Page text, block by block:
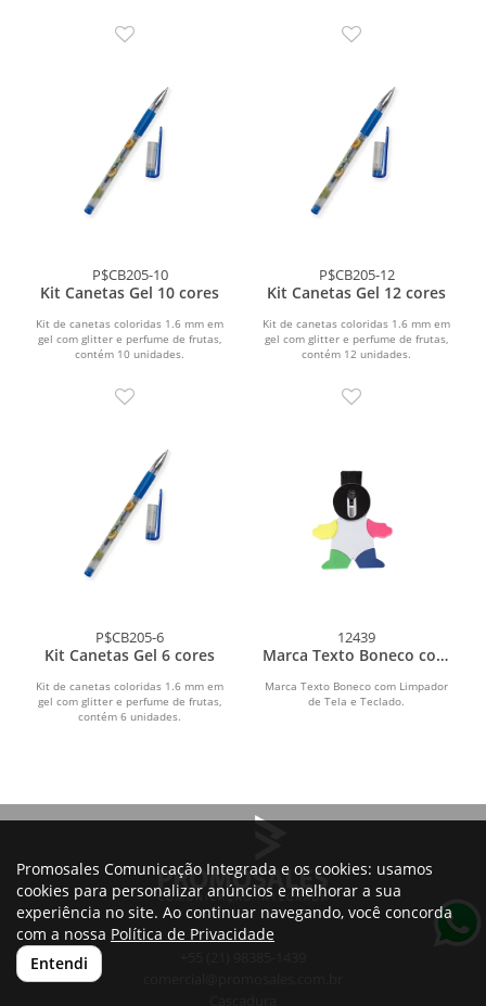
P$CB205-10
Kit Canetas Gel 10 cores
Kit de canetas coloridas 1.6 mm em
gel com glitter e perfume de frutas,
contém 10 unidades.
P$CB205-12
Kit Canetas Gel 12 cores
Kit de canetas coloridas 1.6 mm em
gel com glitter e perfume de frutas,
contém 12 unidades.
P$CB205-6
Kit Canetas Gel 6 cores
Kit de canetas coloridas 1.6 mm em
gel com glitter e perfume de frutas,
contém 6 unidades.
12439
Marca Texto Boneco com
Teclado
Marca Texto Boneco com Limpador
de Tela e Teclado.
Promosales Comunicação Integrada e os cookies: usamos
cookies para personalizar anúncios e melhorar a sua
experiência no site. Ao continuar navegando, você concorda
com a nossa Política de Privacidade
Entendi